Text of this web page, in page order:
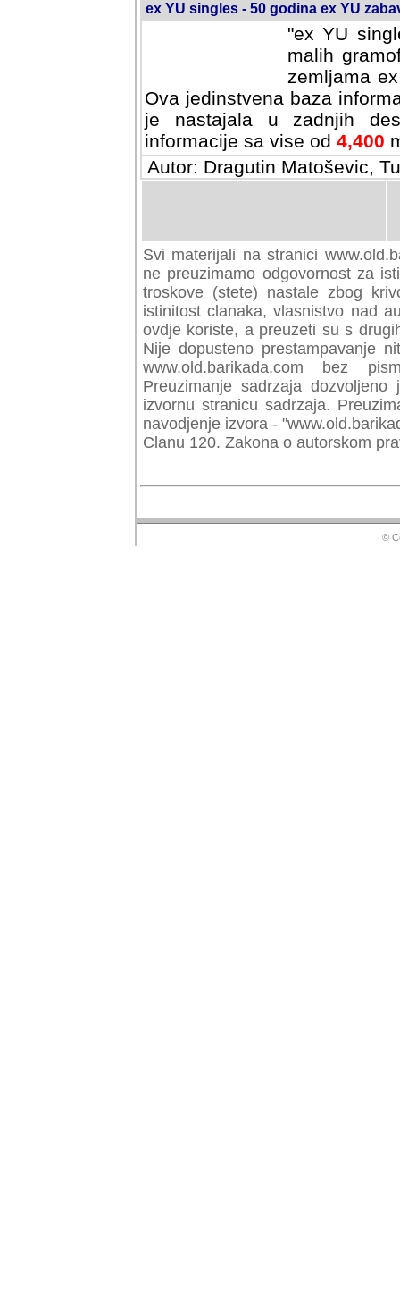
ex YU singles - 50 godina ex YU
"ex YU
malih
zemljama
Ova jedinstvena baza
je nastajala u zadnjih
informacije sa vise od 4,400
Autor: Dragutin Matoševic,
Svi materijali na stranici
preuzimamo odgovornost za
troskove (stete) nastale zbog
istinitost clanaka, vlasnistvo nad
ovdje koriste, a preuzeti su s
Nije dopusteno prestampavanje
www.old.barikada.com bez
Preuzimanje sadrzaja
izvornu stranicu sadrzaja.
navodjenje izvora -
Clanu 120. Zakona o autorskom
©